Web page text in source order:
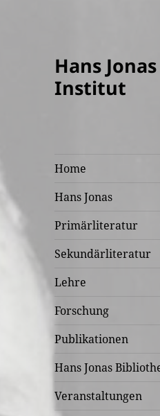
Hans Jonas
Institut
Home
Hans Jonas
Primärliteratur
Sekundärliteratur
Lehre
Forschung
Publikationen
Hans Jonas
Veranstaltungen